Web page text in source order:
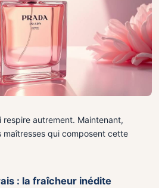
respire autrement. Maintenant,
maîtresses qui composent cette
: la fraîcheur inédite